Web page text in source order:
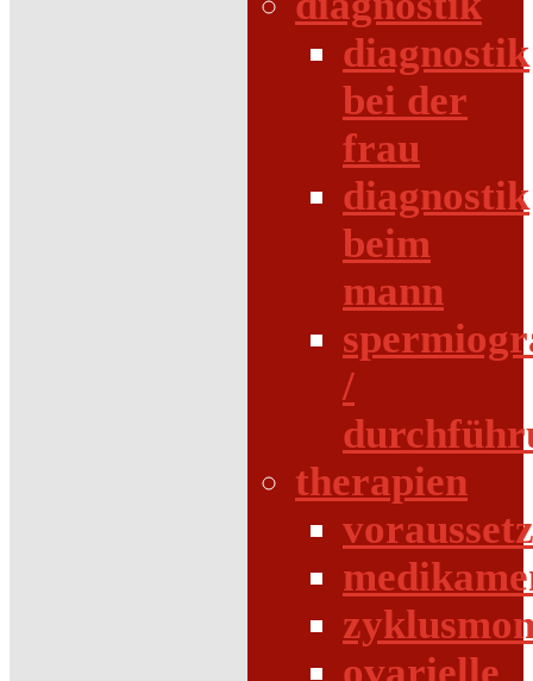
diagnostik
bei der
frau
diagnostik
beim
mann
/
therapien